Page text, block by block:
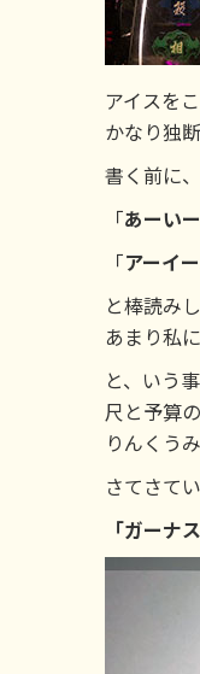
アイスを
かなり独
書く前に
「あーい
「アーイ
と棒読み
あまり私
と、いう
尺と予算
りんくう
さてさて
「ガーナ